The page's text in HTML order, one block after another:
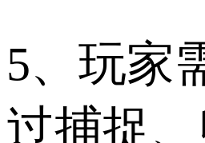
5、玩家
过捕捉、